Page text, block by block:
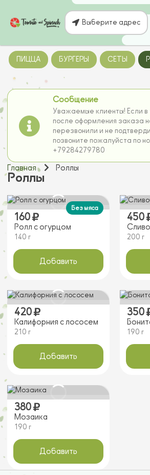
Выберите адрес
ПИЦЦА БУРГЕРЫ СЕТЫ
Сообщение
Уважаемые клиенты! Если в
после оформления заказа
перезвонили и не
позвоните пожалуйста по
+79284279780
Главная Роллы
Роллы
160
Ролл с огурцом
140 г
Добавить
Без мяса
450
200 г
420
Калифорния с лососем
210 г
Добавить
350
190 г
380
Мозаика
190 г
Добавить